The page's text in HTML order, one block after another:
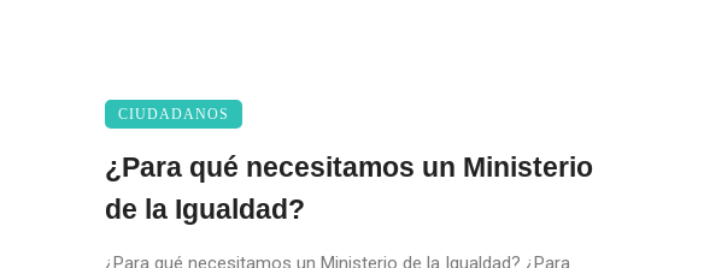
CIUDADANOS
¿Para qué necesitamos un Ministerio
de la Igualdad?
¿Para qué necesitamos un Ministerio de la Igualdad? ¿Para